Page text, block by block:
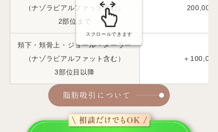
（ナゾラビアルファット含む）
2部位まで
200,000
頬下・頬骨上・ジョール・メーラー
（ナゾラビアルファット含む）
3部位目以降
＋
スクロールできます
脂肪吸引について